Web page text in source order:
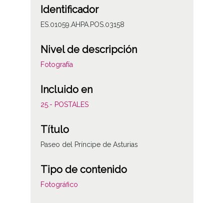
Identificador
ES.01059.AHPA.POS.03158
Nivel de descripción
Fotografía
Incluido en
25.- POSTALES
Título
Paseo del Príncipe de Asturias
Tipo de contenido
Fotográfico